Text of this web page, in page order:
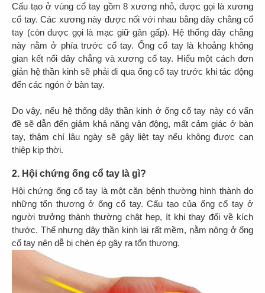
Cấu tạo ở vùng cổ tay gồm 8 xương nhỏ, được gọi là xương
cổ tay. Các xương này được nối với nhau bằng dây chằng cổ
tay (còn được gọi là mạc giữ gân gấp). Hệ thống dây chằng
này nằm ở phía trước cổ tay. Ống cổ tay là khoảng không
gian kết nối dây chẳng và xương cổ tay. Hiểu một cách đơn
giản hệ thần kinh sẽ phải đi qua ống cổ tay trước khi tác động
đến các ngón ở bàn tay.
Do vậy, nếu hệ thống dây thần kinh ở ống cổ tay này có vấn
đề sẽ dẫn đến giảm khả năng vận động, mất cảm giác ở bàn
tay, thậm chí lâu ngày sẽ gây liệt tay nếu không được can
thiệp kịp thời.
2. Hội chứng ống cổ tay là gì?
Hội chứng ống cổ tay là một căn bệnh thường hình thành do
những tổn thương ở ống cổ tay. Cấu tạo của ống cổ tay ở
người trưởng thành thường chật hẹp, ít khi thay đổi về kích
thước. Thế nhưng dây thần kinh lại rất mềm, nằm nông ở ống
cổ tay nên dễ bị chèn ép gây ra tổn thương.